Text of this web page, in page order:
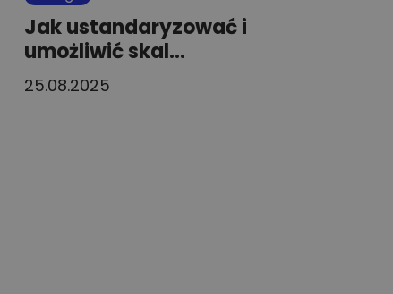
Jak ustandaryzować i
umożliwić skal...
25.08.2025